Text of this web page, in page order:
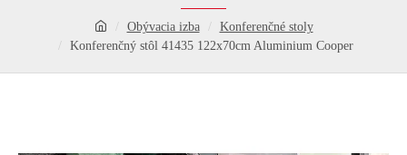
Obývacia izba
Konferenčné stoly
Konferenčný stôl 41435 122x70cm Aluminium Cooper